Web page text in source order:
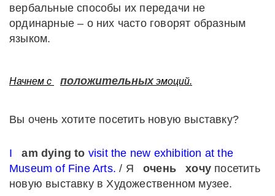
вербальные способы их передачи не
ординарные – о них часто говорят образным
языком.
Начнем с положительныхэмоций.
Вы очень хотите посетить новую выставку?
I am dying to visit the new exhibition at the
Museum of Fine Arts. / Я очень хочу посетить
новую выставку в Художественном музее.